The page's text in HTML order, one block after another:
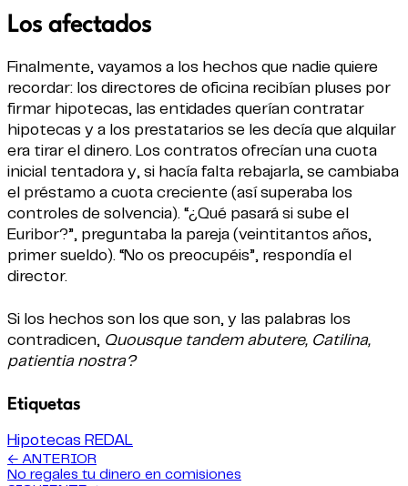
Los afectados
Finalmente, vayamos a los hechos que nadie quiere
recordar: los directores de oficina recibían pluses por
firmar hipotecas, las entidades querían contratar
hipotecas y a los prestatarios se les decía que alquilar
era tirar el dinero. Los contratos ofrecían una cuota
inicial tentadora y, si hacía falta rebajarla, se cambiaba
el préstamo a cuota creciente (así superaba los
controles de solvencia). “¿Qué pasará si sube el
Euribor?”, preguntaba la pareja (veintitantos años,
primer sueldo). “No os preocupéis”, respondía el
director.
Si los hechos son los que son, y las palabras los
contradicen, Quousque tandem abutere, Catilina,
patientia nostra?
Etiquetas
Hipotecas REDAL
← ANTERIOR
No regales tu dinero en comisiones